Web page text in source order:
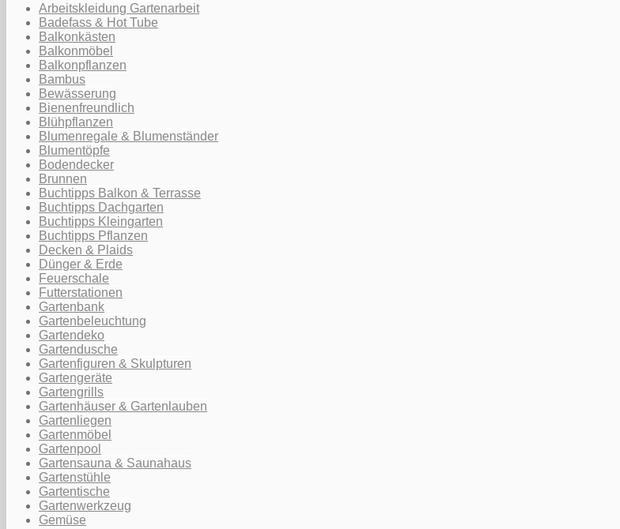
Arbeitskleidung Gartenarbeit
Badefass & Hot Tube
Balkonkästen
Balkonmöbel
Balkonpflanzen
Bambus
Bewässerung
Bienenfreundlich
Blühpflanzen
Blumenregale & Blumenständer
Blumentöpfe
Bodendecker
Brunnen
Buchtipps Balkon & Terrasse
Buchtipps Dachgarten
Buchtipps Kleingarten
Buchtipps Pflanzen
Decken & Plaids
Dünger & Erde
Feuerschale
Futterstationen
Gartenbank
Gartenbeleuchtung
Gartendeko
Gartendusche
Gartenfiguren & Skulpturen
Gartengeräte
Gartengrills
Gartenhäuser & Gartenlauben
Gartenliegen
Gartenmöbel
Gartenpool
Gartensauna & Saunahaus
Gartenstühle
Gartentische
Gartenwerkzeug
Gemüse